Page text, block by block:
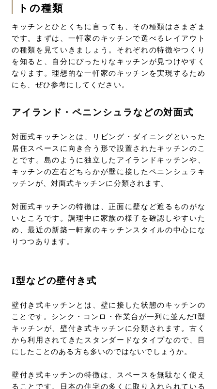
トの種類
キッチンとひとくちに言っても、その種類はさまざま
です。まずは、一軒家のキッチンで選べるレイアウト
の種類を見ていきましょう。それぞれの特徴やつくり
を知ると、自分にぴったりなキッチンが見つけやすく
なります。理想的な一軒家のキッチンを実現するため
にも、ぜひ参考にしてください。
アイランド・ペニンシュラなどの対面式
対面式キッチンとは、リビング・ダイニングといった
居住スペースに向き合う形で設置されたキッチンのこ
とです。島のように独立したアイランドキッチンや、
キッチンの左右どちらかが壁に接したペニンシュラキ
ッチンが、対面式キッチンに分類されます。
対面式キッチンの特徴は、正面に壁など遮るものがな
いところです。調理中に家族の様子を確認しやすいた
め、最近の新築一軒家のキッチンスタイルの中心にな
りつつあります。
I型などの壁付き式
壁付き式キッチンとは、壁に接した状態のキッチンの
ことです。シンク・コンロ・作業台が一列に並んだI型
キッチンが、壁付き式キッチンに分類されます。古く
から利用されてきたスタンダードなタイプなので、目
にしたことのある方も多いのではないでしょうか。
壁付き式キッチンの特徴は、スペースを無駄なく使え
ることです。日本の住宅の多くに取り入れられている